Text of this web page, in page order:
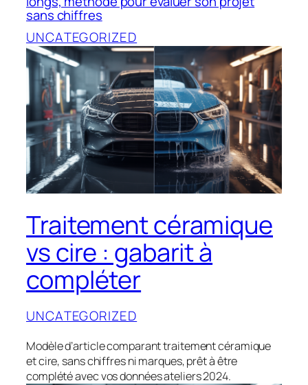
sans chiffres
UNCATEGORIZED
Traitement céramique
vs cire : gabarit à
compléter
UNCATEGORIZED
Modèle d’article comparant traitement céramique
et cire, sans chiffres ni marques, prêt à être
complété avec vos données ateliers 2024.